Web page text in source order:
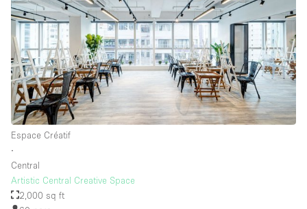
Espace Créatif
∙
Central
Artistic Central Creative Space
2,000 sq ft